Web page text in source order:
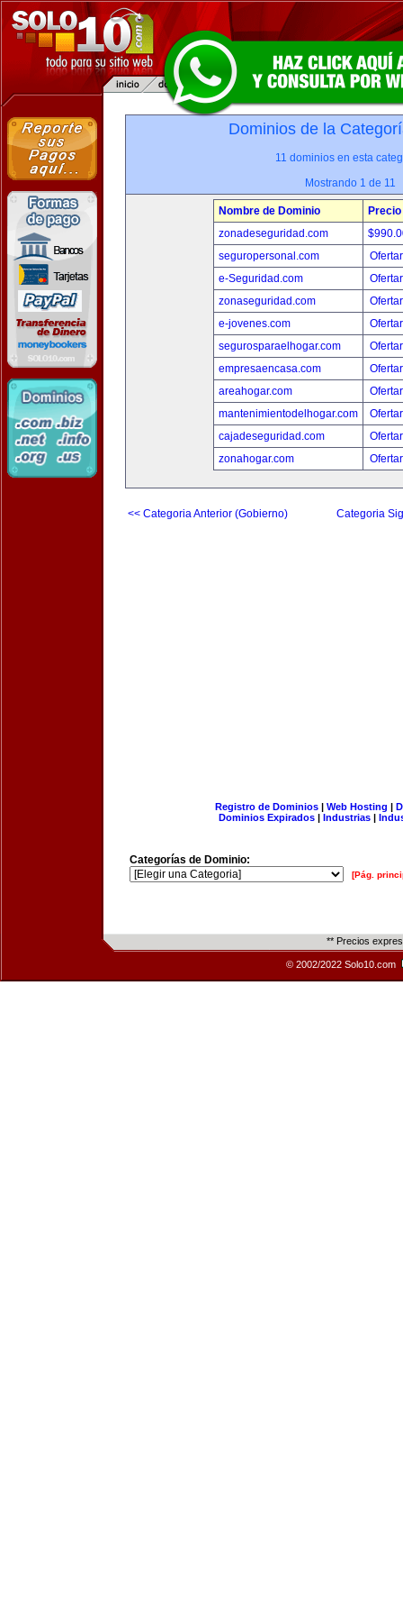
Dominios de la
11 dominios en esta
Mostrando 1 de 11
Nombre de Dominio
Precio
zonadeseguridad.com
seguropersonal.com
e-Seguridad.com
zonaseguridad.com
e-jovenes.com
segurosparaelhogar.com
empresaencasa.com
areahogar.com
mantenimientodelhogar.com
cajadeseguridad.com
zonahogar.com
<< Categoria Anterior (Gobierno) Categoria
Registro de Dominios| Web Hosting |
Dominios Expirados | Industrias |
Categorías de Dominio:
[Pág.
** Precios
© 2002/2022 Solo10.com